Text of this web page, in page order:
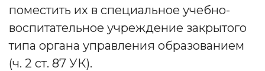
поместить их в специальное учебно-
воспитательное учреждение закрытого
типа органа управления образованием
(ч. 2 ст. 87 УК).